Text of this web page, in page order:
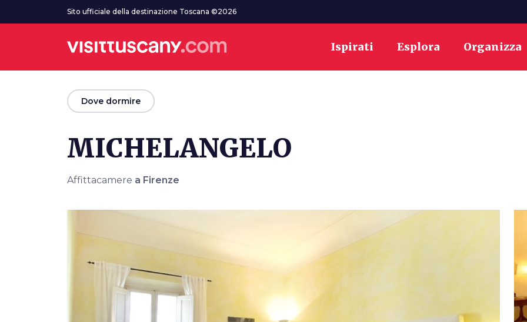
Vai al contenuto principaleSito ufficiale della destinazione Toscana ©2026
Ispirati Esplora Organizza
arrow_backDove dormire
MICHELANGELO
Affittacamere a Firenze